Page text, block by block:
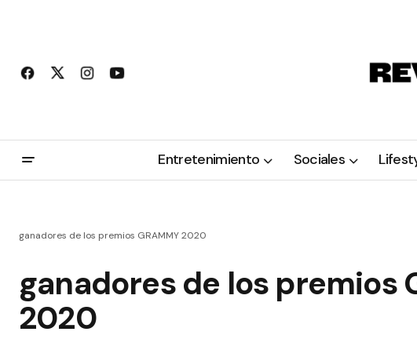
Entretenimiento Sociales
ganadores de los premios GRAMMY 2020
ganadores de los premios
2020